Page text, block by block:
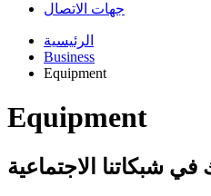
جهات الاتصال
الرئيسية
Business
Equipment
Equipment
في شبكاتنا الاجتماعية